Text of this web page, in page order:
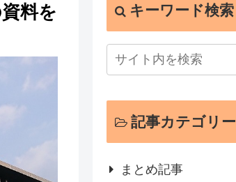
料を
キーワード検索
記事カテゴリー
まとめ記事